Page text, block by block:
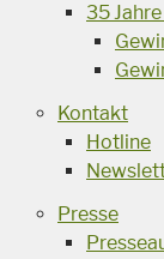
35
Kontakt
Hotline
Presse